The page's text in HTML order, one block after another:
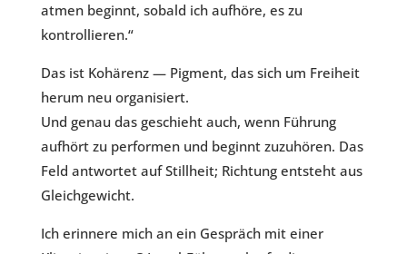
atmen beginnt, sobald ich aufhöre, es zu
kontrollieren.“
Das ist Kohärenz — Pigment, das sich um Freiheit
herum neu organisiert.
Und genau das geschieht auch, wenn Führung
aufhört zu performen und beginnt zuzuhören. Das
Feld antwortet auf Stillheit; Richtung entsteht aus
Gleichgewicht.
Ich erinnere mich an ein Gespräch mit einer